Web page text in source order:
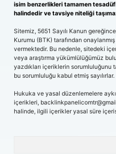
isim benzerlikleri tamamen
halindedir ve tavsiye niteliği
Sitemiz, 5651 Sayılı Kanun
Kurumu (BTK) tarafından
vermektedir. Bu nedenle, sitedeki
veya araştırma yükümlülüğümüz
yazdıkları içeriklerin sorumluluğunu
bu sorumluluğu kabul etmiş sayılırlar.
Hukuka ve yasal düzenlemelere
içerikleri,
halinde, ilgili içerikler yasal süre